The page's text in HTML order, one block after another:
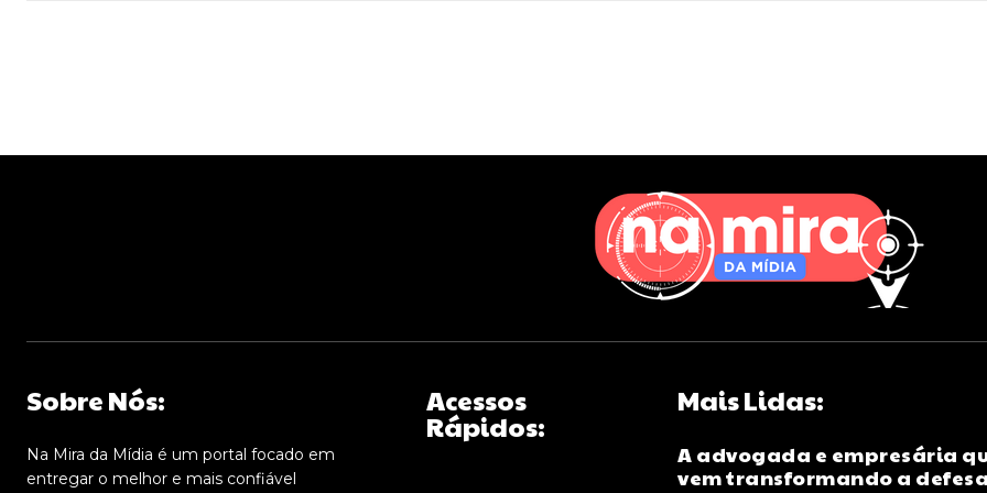
Sobre Nós:
Na Mira da Mídia é um portal focado em
entregar o melhor e mais confiável
Acessos
Rápidos:
Mais Lidas:
A advogada e empresária
vem transformando a